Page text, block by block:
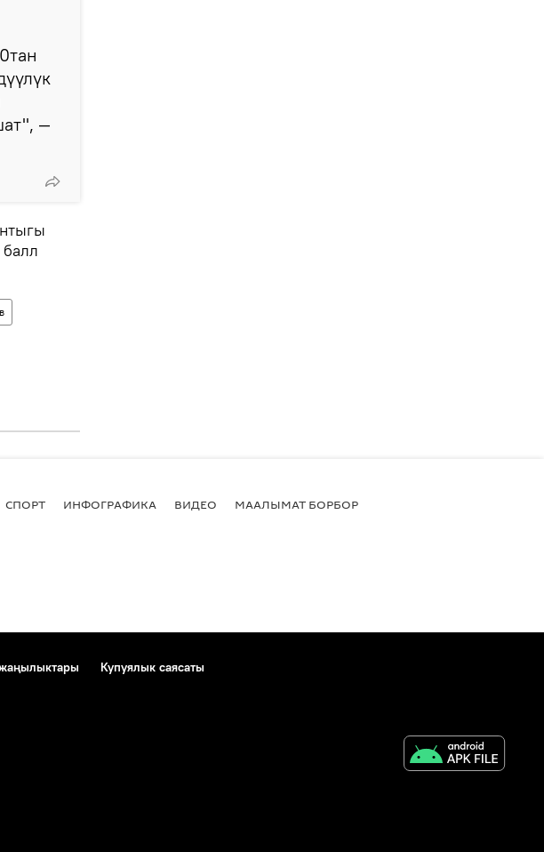
—
СПОРТ ИНФОГРАФИКА ВИДЕО МААЛЫМАТ БОРБОР
Купуялык саясаты